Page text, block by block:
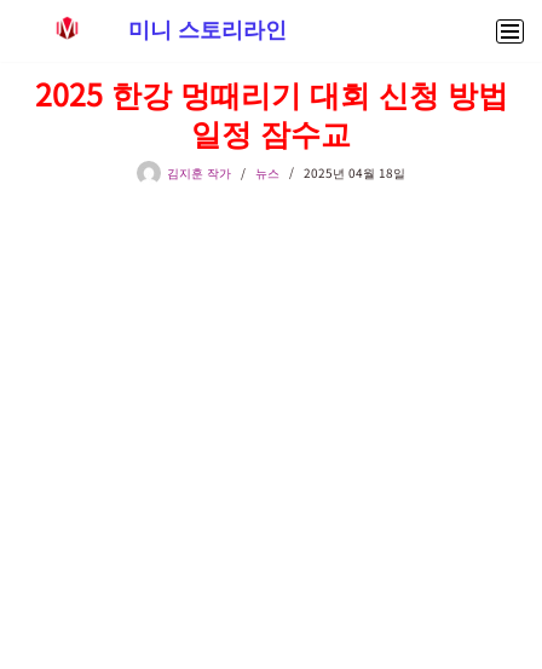
텐
미니 스토리라인
2025 한강 멍때리기 대회 신청 방법
일정 잠수교
김지훈 작가 뉴스 2025년 04월 18일